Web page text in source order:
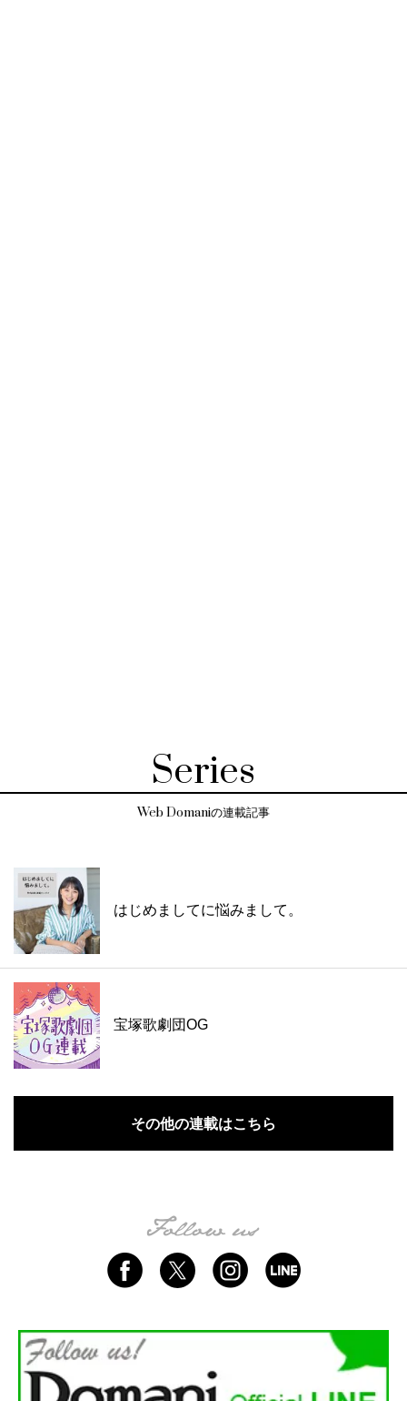
Series
Web Domaniの連載記事
はじめましてに悩みまして。
宝塚歌劇団OG
その他の連載はこちら